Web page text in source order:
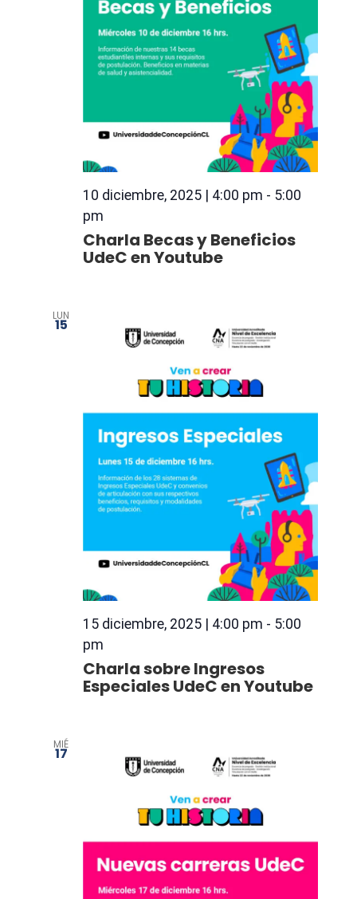
10 diciembre, 2025 | 4:00 pm - 5:00
pm
Charla Becas y Beneficios
UdeC en Youtube
LUN
15
15 diciembre, 2025 | 4:00 pm - 5:00
pm
Charla sobre Ingresos
Especiales UdeC en Youtube
MIÉ
17